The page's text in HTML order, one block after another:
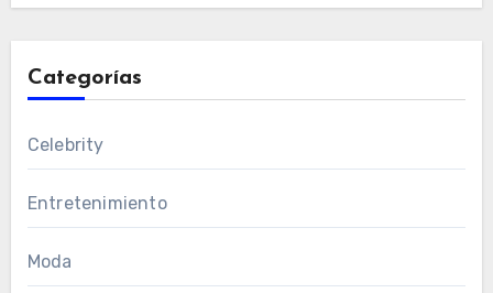
Categorías
Celebrity
Entretenimiento
Moda